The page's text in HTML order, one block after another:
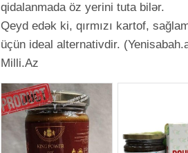
qidalanmada öz yerini tuta bilər.
Qeyd edək ki, qırmızı kartof,
üçün ideal alternativdir.
Milli.Az